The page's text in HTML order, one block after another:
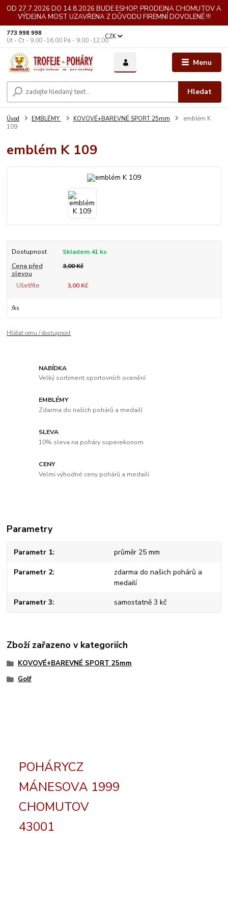
OD 27.7.2026 DO 14.8.2026 BUDE ESHOP, PRODEJNA CHOMUTOV A
VÝDEJNA MOST UZAVŘENA Z DŮVODU FIREMNÍ DOVOLENÉ !!!
Menu
CZK
Hledat
773 998 998
Út - Čt - 9,00 -16,00 Pá - 9,00 -12,00
Úvod EMBLÉMY KOVOVÉ+BAREVNÉ SPORT 25mm
emblém K
109
emblém K 109
Dostupnost
Skladem 41 ks
Cena před
slevou
3,00 Kč
Ušetříte 3,00 Kč
/ks
Hlídat cenu / dostupnost
NABÍDKA
Velký sortiment sportovních ocenění
EMBLÉMY
Zdarma do našich pohárů a medailí
SLEVA
10% sleva na poháry superekonom
CENY
Velmi výhodné ceny pohárů a medailí
Parametry
Parametr 1 průměr 25 mm
Parametr 2
zdarma do našich pohárů a
medailí
Parametr 3 samostatně 3 kč
Zboží zařazeno v kategoriích
KOVOVÉ+BAREVNÉ SPORT 25mm
Golf
POHÁRYCZ
MÁNESOVA 1999
CHOMUTOV
43001